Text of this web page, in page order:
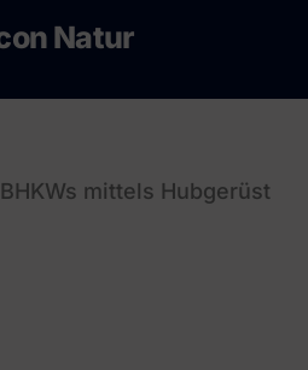
Natur
mittels Hubgerüst